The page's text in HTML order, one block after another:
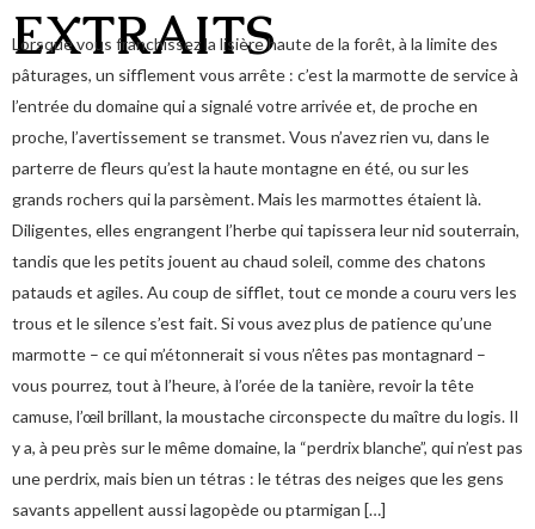
EXTRAITS
Lorsque vous franchissez la lisière haute de la forêt, à la limite des
pâturages, un sifflement vous arrête : c’est la marmotte de service à
l’entrée du domaine qui a signalé votre arrivée et, de proche en
proche, l’avertissement se transmet. Vous n’avez rien vu, dans le
parterre de fleurs qu’est la haute montagne en été, ou sur les
grands rochers qui la parsèment. Mais les marmottes étaient là.
Diligentes, elles engrangent l’herbe qui tapissera leur nid souterrain,
tandis que les petits jouent au chaud soleil, comme des chatons
patauds et agiles. Au coup de sifflet, tout ce monde a couru vers les
trous et le silence s’est fait. Si vous avez plus de patience qu’une
marmotte – ce qui m’étonnerait si vous n’êtes pas montagnard –
vous pourrez, tout à l’heure, à l’orée de la tanière, revoir la tête
camuse, l’œil brillant, la moustache circonspecte du maître du logis. Il
y a, à peu près sur le même domaine, la “perdrix blanche”, qui n’est pas
une perdrix, mais bien un tétras : le tétras des neiges que les gens
savants appellent aussi lagopède ou ptarmigan […]